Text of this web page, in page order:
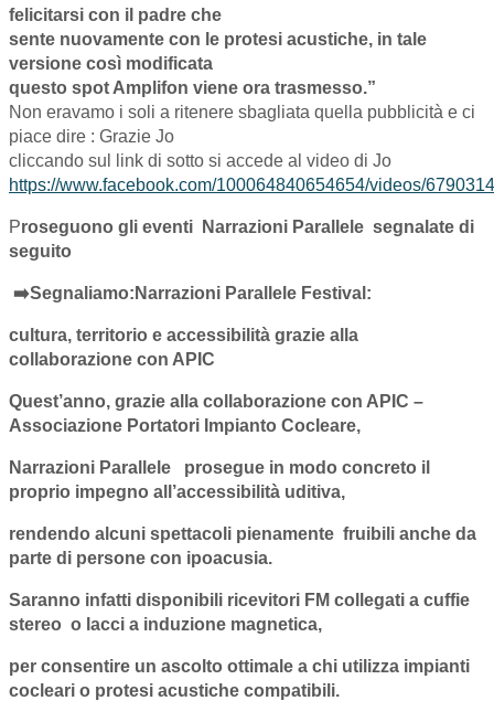
felicitarsi con il padre che
sente nuovamente con le protesi acustiche, in tale
versione così modificata
questo spot Amplifon viene ora trasmesso.”
Non eravamo i soli a ritenere sbagliata quella pubblicità e ci
piace dire : Grazie Jo
cliccando sul link di sotto si accede al video di Jo
https://www.facebook.com/100064840654654/videos/
Proseguono gli eventi Narrazioni Parallele segnalate di
seguito
➡️Segnaliamo:Narrazioni Parallele Festival:
cultura, territorio e accessibilità grazie alla
collaborazione con APIC
Quest’anno, grazie alla collaborazione con APIC –
Associazione Portatori Impianto Cocleare,
Narrazioni Parallele prosegue in modo concreto il
proprio impegno all’accessibilità uditiva,
rendendo alcuni spettacoli pienamente fruibili anche da
parte di persone con ipoacusia.
Saranno infatti disponibili ricevitori FM collegati a cuffie
stereo o lacci a induzione magnetica,
per consentire un ascolto ottimale a chi utilizza impianti
cocleari o protesi acustiche compatibili.